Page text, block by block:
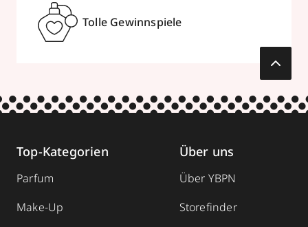
Tolle Gewinnspiele
Top-Kategorien
Parfum
Make-Up
Über uns
Über YBPN
Storefinder